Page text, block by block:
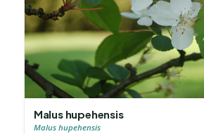
Malus hupehensis
Malus hupehensis